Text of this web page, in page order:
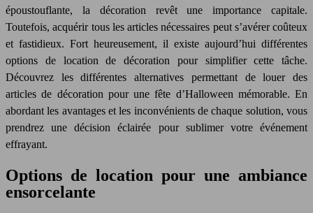
époustouflante, la décoration revêt une importance capitale.
Toutefois, acquérir tous les articles nécessaires peut s’avérer coûteux
et fastidieux. Fort heureusement, il existe aujourd’hui différentes
options de location de décoration pour simplifier cette tâche.
Découvrez les différentes alternatives permettant de louer des
articles de décoration pour une fête d’Halloween mémorable. En
abordant les avantages et les inconvénients de chaque solution, vous
prendrez une décision éclairée pour sublimer votre événement
effrayant.
Options de location pour une ambiance
ensorcelante